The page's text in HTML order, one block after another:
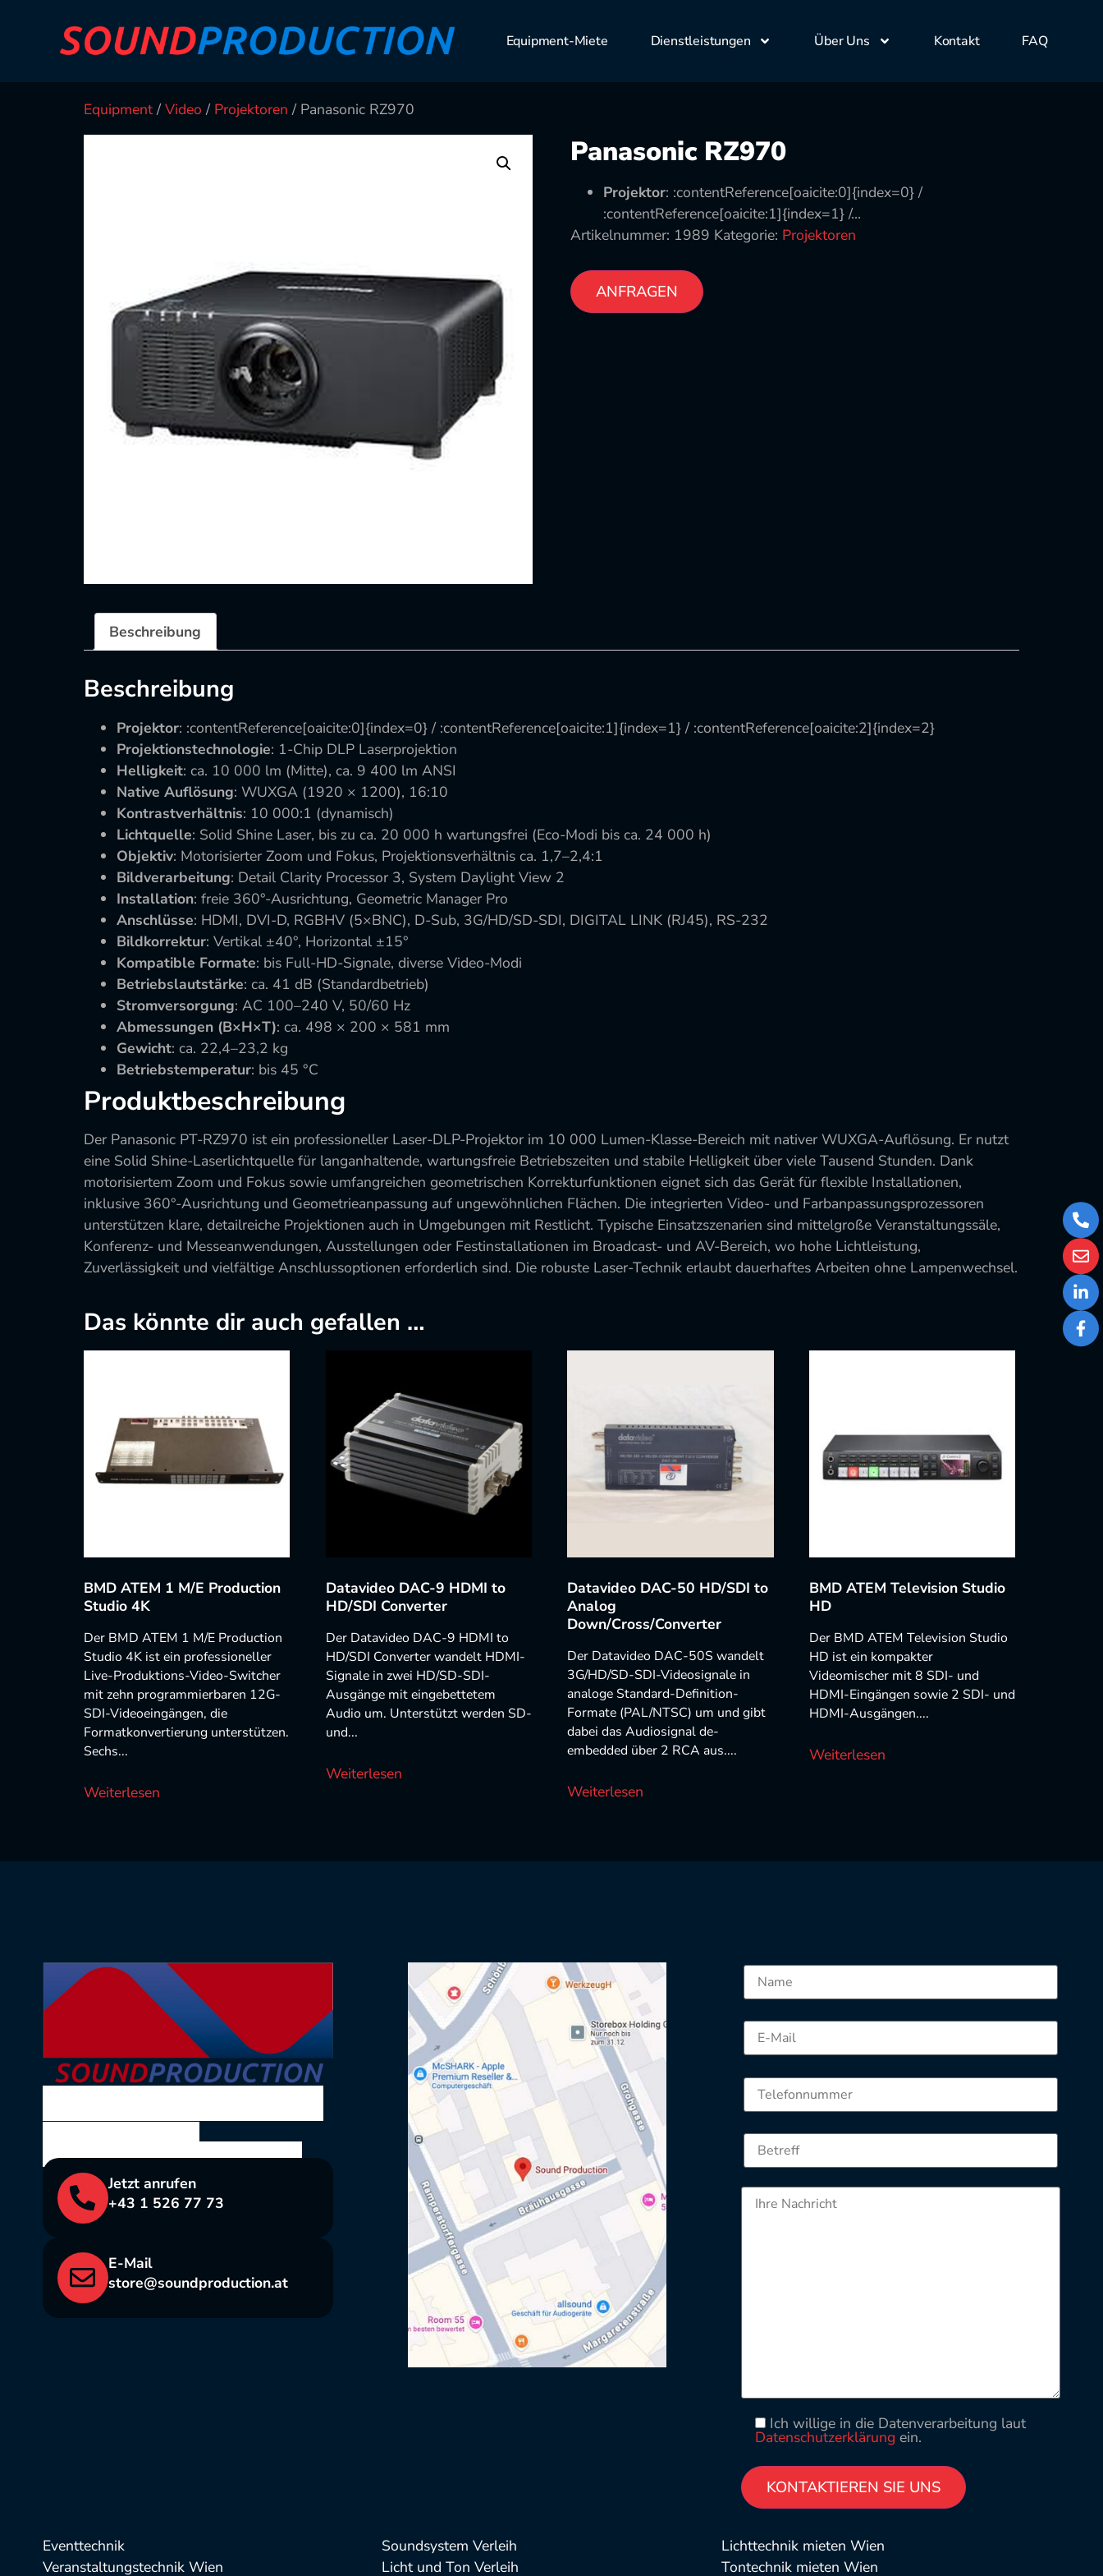
Equipment-Miete Dienstleistungen Über Uns Kontakt FAQ
Equipment/Video / Projektoren / Panasonic RZ970
Panasonic RZ970
Projektor: :contentReference[oaicite:0]{index=0} /
:contentReference[oaicite:1]{index=1} /…
Artikelnummer: 1989 Kategorie: Projektoren
ANFRAGEN
Beschreibung
Beschreibung
Projektor: :contentReference[oaicite:0]{index=0} / :contentReference[oaicite:1]{index=1} / :contentReference[oaicite:2]{index=2}
Projektionstechnologie: 1-Chip DLP Laserprojektion
Helligkeit: ca. 10 000 lm (Mitte), ca. 9 400 lm ANSI
Native Auflösung: WUXGA (1920 × 1200), 16:10
Kontrastverhältnis: 10 000:1 (dynamisch)
Lichtquelle: Solid Shine Laser, bis zu ca. 20 000 h wartungsfrei (Eco-Modi bis ca. 24 000 h)
Objektiv: Motorisierter Zoom und Fokus, Projektionsverhältnis ca. 1,7–2,4:1
Bildverarbeitung: Detail Clarity Processor 3, System Daylight View 2
Installation: freie 360°-Ausrichtung, Geometric Manager Pro
Anschlüsse: HDMI, DVI-D, RGBHV (5×BNC), D-Sub, 3G/HD/SD-SDI, DIGITAL LINK (RJ45), RS-232
Bildkorrektur: Vertikal ±40°, Horizontal ±15°
Kompatible Formate: bis Full-HD-Signale, diverse Video-Modi
Betriebslautstärke: ca. 41 dB (Standardbetrieb)
Stromversorgung: AC 100–240 V, 50/60 Hz
Abmessungen (B×H×T): ca. 498 × 200 × 581 mm
Gewicht: ca. 22,4–23,2 kg
Betriebstemperatur: bis 45 °C
Produktbeschreibung
Der Panasonic PT-RZ970 ist ein professioneller Laser-DLP-Projektor im 10 000 Lumen-Klasse-Bereich mit nativer WUXGA-Auflösung. Er nutzt
eine Solid Shine-Laserlichtquelle für langanhaltende, wartungsfreie Betriebszeiten und stabile Helligkeit über viele Tausend Stunden. Dank
motorisiertem Zoom und Fokus sowie umfangreichen geometrischen Korrekturfunktionen eignet sich das Gerät für flexible Installationen,
inklusive 360°-Ausrichtung und Geometrieanpassung auf ungewöhnlichen Flächen. Die integrierten Video- und Farbanpassungsprozessoren
unterstützen klare, detailreiche Projektionen auch in Umgebungen mit Restlicht. Typische Einsatzszenarien sind mittelgroße Veranstaltungssäle,
Konferenz- und Messeanwendungen, Ausstellungen oder Festinstallationen im Broadcast- und AV-Bereich, wo hohe Lichtleistung,
Zuverlässigkeit und vielfältige Anschlussoptionen erforderlich sind. Die robuste Laser-Technik erlaubt dauerhaftes Arbeiten ohne Lampenwechsel.
Das könnte dir auch gefallen …
BMD ATEM 1 M/E Production
Studio 4K
Der BMD ATEM 1 M/E Production
Studio 4K ist ein professioneller
Live-Produktions-Video-Switcher
mit zehn programmierbaren 12G-
SDI-Videoeingängen, die
Formatkonvertierung unterstützen.
Sechs...
Weiterlesen
Datavideo DAC-9 HDMI to
HD/SDI Converter
Der Datavideo DAC-9 HDMI to
HD/SDI Converter wandelt HDMI-
Signale in zwei HD/SD-SDI-
Ausgänge mit eingebettetem
Audio um. Unterstützt werden SD-
und...
Weiterlesen
Datavideo DAC-50 HD/SDI to
Analog
Down/Cross/Converter
Der Datavideo DAC-50S wandelt
3G/HD/SD-SDI-Videosignale in
analoge Standard-Definition-
Formate (PAL/NTSC) um und gibt
dabei das Audiosignal de-
embedded über 2 RCA aus....
Weiterlesen
BMD ATEM Television Studio
HD
Der BMD ATEM Television Studio
HD ist ein kompakter
Videomischer mit 8 SDI- und
HDMI-Eingängen sowie 2 SDI- und
HDMI-Ausgängen....
Weiterlesen
Bräuhausgasse 10, 1050 Wien
Jetzt anrufen
+43 1 526 77 73
E-Mail
store@soundproduction.at
Ich willige in die Datenverarbeitung laut
Datenschutzerklärung ein.
Please leave this field empty.
Eventtechnik
Veranstaltungstechnik Wien
Soundsystem Verleih
Licht und Ton Verleih
Lichttechnik mieten Wien
Tontechnik mieten Wien
+43
1
526
77
73